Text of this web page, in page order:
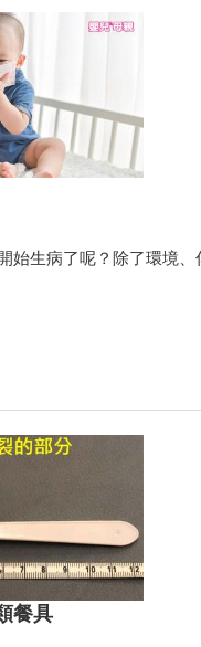
生病了呢？除了環境、
餐具